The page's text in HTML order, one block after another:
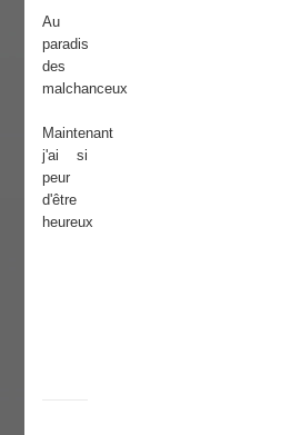
Au
paradis
des
malchanceux
Maintenant
j'ai si
peur
d'être
heureux